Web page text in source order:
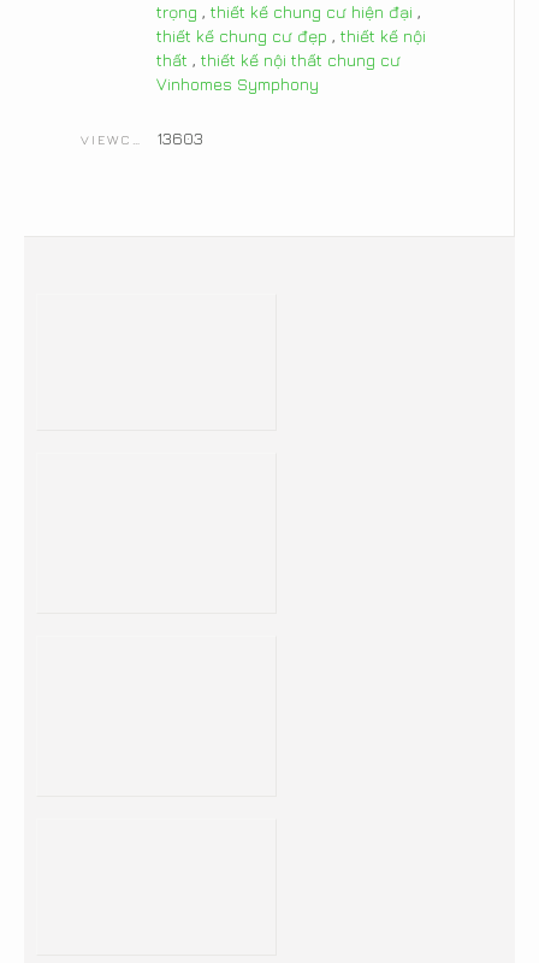
trọng , thiết kế chung cư hiện đại ,
thiết kế chung cư đẹp , thiết kế nội
thất , thiết kế nội thất chung cư
Vinhomes Symphony
13603